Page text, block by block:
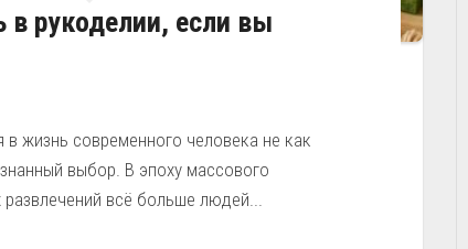
в рукоделии, если вы
в жизнь современного человека не как
выбор. В эпоху массового
всё больше людей...